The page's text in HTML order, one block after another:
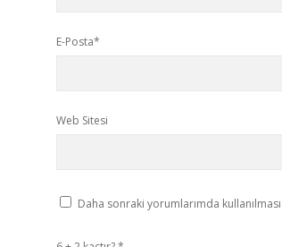
E-Posta*
Web Sitesi
Daha sonraki yorumlarımda